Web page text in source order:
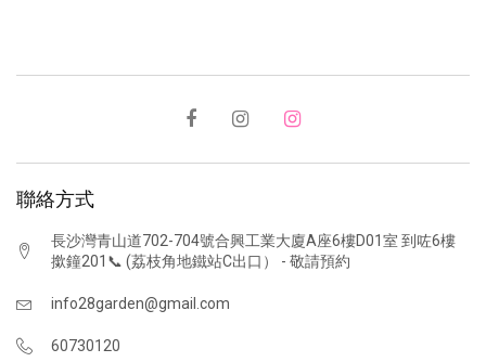
聯絡方式
長沙灣青山道702-704號合興工業大廈A座6樓D01室 到咗6樓
撳鐘201📞 (荔枝角地鐵站C出口） - 敬請預約
info28garden@gmail.com
60730120